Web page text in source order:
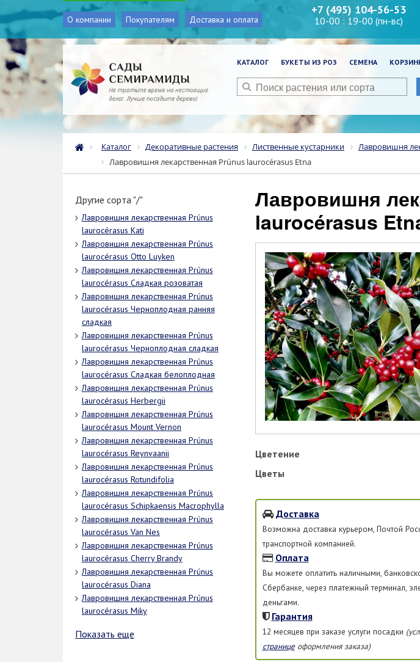
О компании Покупателям Доставка и оплата
+7 (495) 104-56-53
10-00 : 19-00 (пн-вс)
КАТАЛОГ БУКЕТЫ ИЗ РОЗ СЕМЕНА
Каталог Декоративные растения Лиственные кустарники
Лавровишня
Лавровишня лекарственная Prúnus laurocérasus Etna
Другие сорта "/"
Лавровишня лекарственная Prúnus
laurocérasus Kati
Лавровишня лекарственная Prúnus
laurocérasus Otto Luyken
Лавровишня лекарственная Prúnus
laurocérasus Сладкая розоватая
Лавровишня лекарственная Prúnus
laurocérasus Черноплодная ранняя
сладкая
Лавровишня лекарственная Prúnus
laurocérasus Черноплодная сладкая
Лавровишня лекарственная Prúnus
laurocérasus Сладкая белоплодная
Лавровишня лекарственная Prúnus
laurocérasus Herbergii
Лавровишня лекарственная Prúnus
laurocérasus Mount Vernon
Лавровишня лекарственная Prúnus
laurocérasus Reynvaanii
Лавровишня лекарственная Prúnus
laurocérasus Rotundifolia
Лавровишня лекарственная Prúnus
laurocérasus Schipkaensis Macrophylla
Лавровишня лекарственная Prúnus
laurocérasus Van Nes
Лавровишня лекарственная Prúnus
laurocérasus Cherry Brandy
Лавровишня лекарственная Prúnus
laurocérasus Diana
Лавровишня лекарственная Prúnus
laurocérasus Miky
Показать еще
Лавровишня лекарственная Prúnus
laurocérasus
Цветение
Цветы
Доставка
Возможна доставка курьером, Почтой
транспортной компанией.
Оплата
Вы можете оплатить наличными,
Сбербанке, через платежный терминал,
деньгами.
Гарантия
12 месяцев при заказе услуги посадки
страницеоформления заказа)